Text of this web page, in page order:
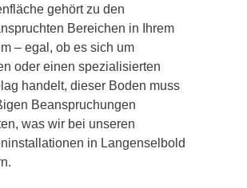
gehört zu den
Bereichen in Ihrem
– egal, ob es sich um
oder einen spezialisierten
handelt, dieser Boden muss
Beanspruchungen
was wir bei unseren
in Langenselbold